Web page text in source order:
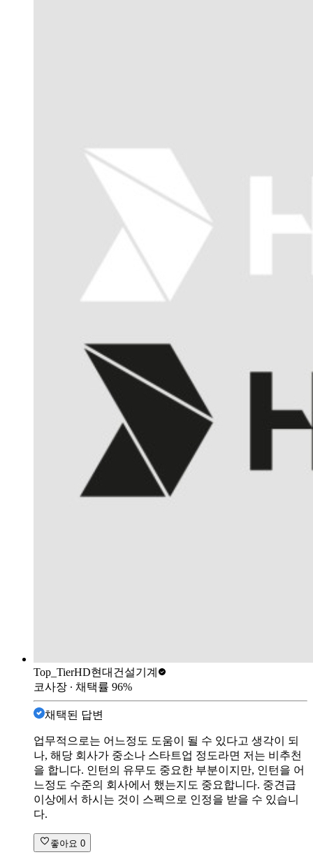
Top_TierHD현대건설기계
코사장 ∙ 채택률 96%
채택된 답변
업무적으로는 어느정도 도움이 될 수 있다고 생각이 되
나, 해당 회사가 중소나 스타트업 정도라면 저는 비추천
을 합니다. 인턴의 유무도 중요한 부분이지만, 인턴을 어
느정도 수준의 회사에서 했는지도 중요합니다. 중견급
이상에서 하시는 것이 스펙으로 인정을 받을 수 있습니
다.
좋아요 0